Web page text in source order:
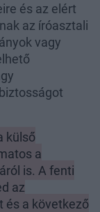
és az elért
az íróasztali
vagy
külső
a
is. A fenti
az
és a következő